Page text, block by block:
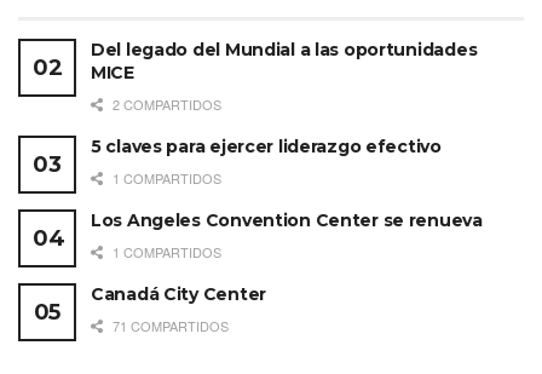
Del legado del Mundial a las oportunidades
MICE
2 COMPARTIDOS
5 claves para ejercer liderazgo efectivo
1 COMPARTIDOS
Los Angeles Convention Center se renueva
1 COMPARTIDOS
Canadá City Center
71 COMPARTIDOS